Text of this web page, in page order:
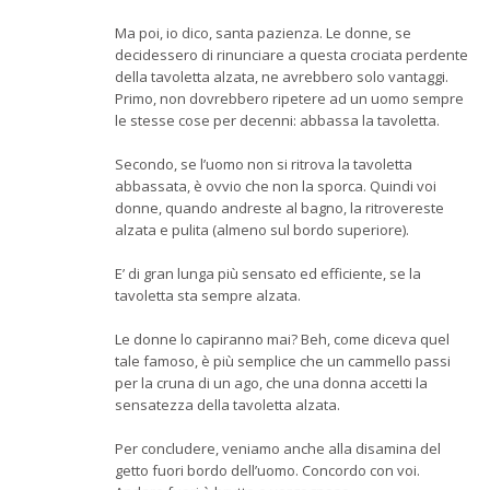
Ma poi, io dico, santa pazienza. Le donne, se
decidessero di rinunciare a questa crociata perdente
della tavoletta alzata, ne avrebbero solo vantaggi.
Primo, non dovrebbero ripetere ad un uomo sempre
le stesse cose per decenni: abbassa la tavoletta.
Secondo, se l’uomo non si ritrova la tavoletta
abbassata, è ovvio che non la sporca. Quindi voi
donne, quando andreste al bagno, la ritrovereste
alzata e pulita (almeno sul bordo superiore).
E’ di gran lunga più sensato ed efficiente, se la
tavoletta sta sempre alzata.
Le donne lo capiranno mai? Beh, come diceva quel
tale famoso, è più semplice che un cammello passi
per la cruna di un ago, che una donna accetti la
sensatezza della tavoletta alzata.
Per concludere, veniamo anche alla disamina del
getto fuori bordo dell’uomo. Concordo con voi.